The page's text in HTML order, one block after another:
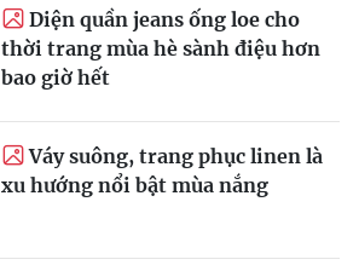
Diện quần jeans ống loe cho
thời trang mùa hè sành điệu hơn
bao giờ hết
Váy suông, trang phục linen là
xu hướng nổi bật mùa nắng